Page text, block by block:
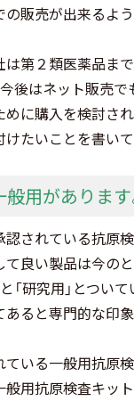
販売が出来るよう
は第２類医薬品ま
後はネット販売
に購入を検討さ
たいことを書いて
用があります
されている抗原
良い製品は今の
「研究用」とつい
ると専門的な印
ている一般用抗原
用抗原検査キッ